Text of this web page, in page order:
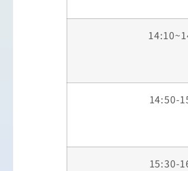
14:50-
15:30-